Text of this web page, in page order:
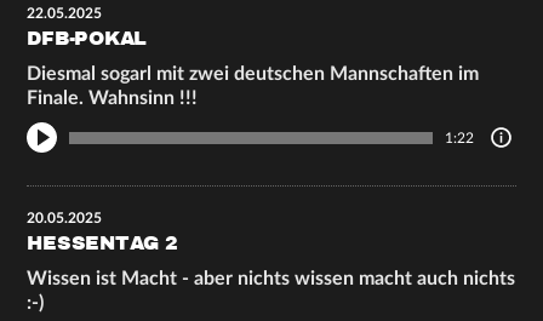
22.05.2025
DFB-POKAL
Diesmal sogarl mit zwei deutschen Mannschaften im
Finale. Wahnsinn !!!
1:22
20.05.2025
HESSENTAG 2
Wissen ist Macht - aber nichts wissen macht auch nichts
:-)